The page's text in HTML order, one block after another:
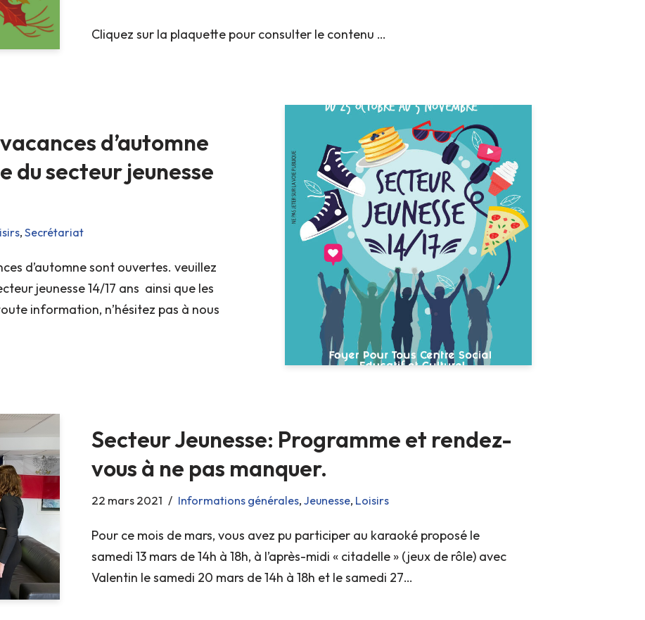
Cliquez sur la plaquette pour consulter le contenu …
d’automne
du secteur jeunesse
, Secrétariat
d’automne sont ouvertes. veuillez
jeunesse 14/17 ans ainsi que les
information, n’hésitez pas à nous
Secteur Jeunesse: Programme et rendez-
vous à ne pas manquer.
22 mars 2021 Informations générales, Jeunesse, Loisirs
Pour ce mois de mars, vous avez pu participer au karaoké proposé le
samedi 13 mars de 14h à 18h, à l’après-midi « citadelle » (jeux de rôle) avec
Valentin le samedi 20 mars de 14h à 18h et le samedi 27…